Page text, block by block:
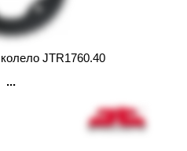
JTR1760.40